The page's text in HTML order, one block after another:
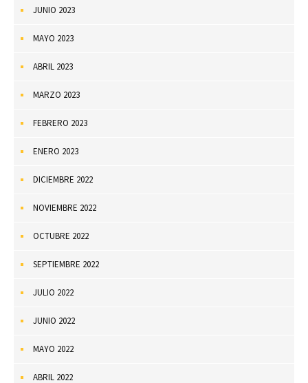
JUNIO 2023
MAYO 2023
ABRIL 2023
MARZO 2023
FEBRERO 2023
ENERO 2023
DICIEMBRE 2022
NOVIEMBRE 2022
OCTUBRE 2022
SEPTIEMBRE 2022
JULIO 2022
JUNIO 2022
MAYO 2022
ABRIL 2022